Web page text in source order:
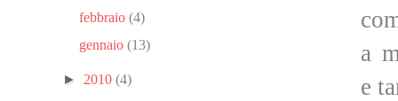
a
e
febbraio(4)
gennaio(13)
► 2010 (4)